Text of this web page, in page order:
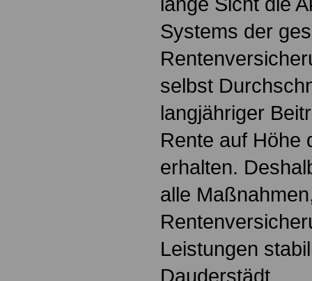
Systems der
selbst
langjähriger
Rente auf Höhe
erhalten.
alle
Leistungen
Dauderstädt.